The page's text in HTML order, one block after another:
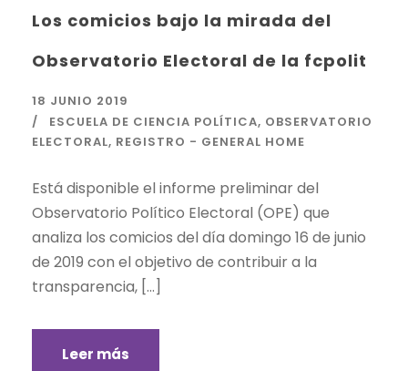
Los comicios bajo la mirada del
Observatorio Electoral de la fcpolit
18 JUNIO 2019
ESCUELA DE CIENCIA POLÍTICA, OBSERVATORIO
ELECTORAL, REGISTRO - GENERAL HOME
Está disponible el informe preliminar del
Observatorio Político Electoral (OPE) que
analiza los comicios del día domingo 16 de junio
de 2019 con el objetivo de contribuir a la
transparencia, […]
Leer más